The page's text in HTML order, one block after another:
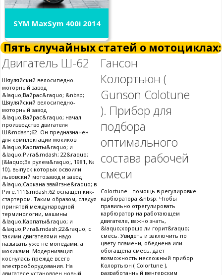
SYM MaxSym 400i 2014
Пять случайных статей о мотоциклах:
Двигатель Ш-62
Шяуляйский велосипедно-
моторный завод
&laquo;Вайрас&raquo; &nbsp;
Шяуляйский велосипедно-
моторный завод
&laquo;Вайрас&raquo; начал
производство двигателя
Ш&mdash;62. Он предназначен
для комплектации мокиков
&laquo;Карпаты&raquo; и
&laquo;Рига&mdash; 22&raquo;
(&laquo;За рулем&raquo;, 1981, №
10), выпуск которых освоили
львовский мотозавод и завод
&laquo;Саркана звайгзне&raquo; в
Риге.111&mdash;62 оснащен кик-
стартером. Таким образом, следуя
принятой международной
терминологии, машины
&laquo;Карпаты&raquo; и
&laquo;Рига&mdash;22&raquo; с
такими двигателями надо
называть уже не мопедами, а
мокиками. Модернизация
коснулась прежде всего
электрооборудования. На
двигателе установлен новый
Гансон
Колортьюн (
Gunson Colotune
). Прибор для
подбора
оптимального
состава рабочей
смеси
Colortune - помощь в регулировке
карбюратора &nbsp; Чтобы
правильно отрегулировать
карбюратор на работающем
двигателе, важно знать,
&laquo;хорошо ли горит&raquo;
смесь. Увидеть и заключить по
цвету пламени, обеднена или
обогащена смесь, дает
возможность несложный прибор
Колортьюн ( Colortune ),
разработанный венгерским